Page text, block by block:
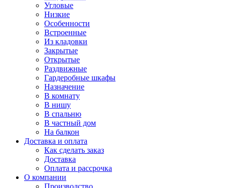
Угловые
Низкие
Особенности
Встроенные
Из кладовки
Закрытые
Открытые
Раздвижные
Гардеробные шкафы
Назначение
В комнату
В нишу
В спальню
В частный дом
На балкон
Доставка и оплата
Как сделать заказ
Доставка
Оплата и рассрочка
О компании
Производство